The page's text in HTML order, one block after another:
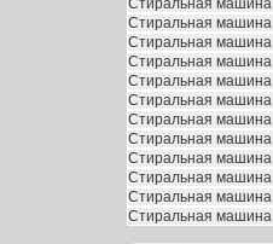
Стиральная машина
Стиральная машина
Стиральная машина
Стиральная машина
Стиральная машина
Стиральная машина
Стиральная машина
Стиральная машина
Стиральная машина
Стиральная машина
Стиральная машина
Стиральная машина